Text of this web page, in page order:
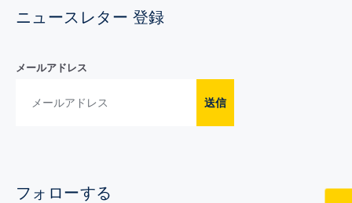
ニュースレター 登録
メールアドレス
送信
フォローする